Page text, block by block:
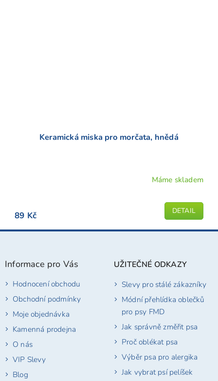
Keramická miska pro morčata, hnědá
je
hvězdiček.
Máme skladem
89 Kč DETAIL
Z
Informace pro Vás
Hodnocení obchodu
Obchodní podmínky
Moje objednávka
Kamenná prodejna
O nás
VIP Slevy
Blog
UŽITEČNÉ ODKAZY
Slevy pro stálé zákazníky
Módní přehlídka oblečků
pro psy FMD
Jak správně změřit psa
Proč oblékat psa
Výběr psa pro alergika
Jak vybrat psí pelíšek